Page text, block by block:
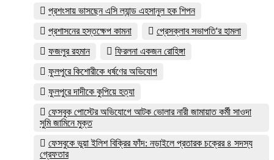
প্রশংসায় ভাসছেন এসি ল্যান্ড এহসানুল হক শিপন
প্রশাসনের হস্তক্ষেপ কামনা
প্রেসক্লাব সভাপতি'র হামলা
ফজলুর রহমান
ফিরলনা একজন রোহিঙ্গা
ফুলপুরে কিশোরীকে ধর্ষণের অভিযোগ
ফুলপুরে দাদীকে কুপিয়ে হত্যা
ফেসবুক পোস্টের অভিযোগে আটক ভোলার নারী জামায়াত কর্মী সাওদা
সুমি জামিনে মুক্ত
ফেসবুকে ভুয়া ইলিশ বিক্রির ফাঁদ: নড়াইলে প্রতারক চক্রের ৪ সদস্য
গ্রেফতার